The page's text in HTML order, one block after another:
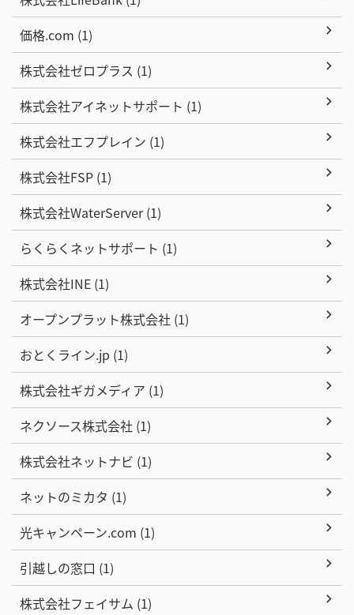
価格.com (1)
株式会社ゼロプラス (1)
株式会社アイネットサポート (1)
株式会社エフプレイン (1)
株式会社FSP (1)
株式会社WaterServer (1)
らくらくネットサポート (1)
株式会社INE (1)
オープンプラット株式会社 (1)
おとくライン.jp (1)
株式会社ギガメディア (1)
ネクソース株式会社 (1)
株式会社ネットナビ (1)
ネットのミカタ (1)
光キャンペーン.com (1)
引越しの窓口 (1)
株式会社フェイサム (1)